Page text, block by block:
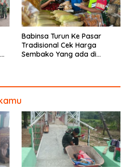
Babinsa Turun Ke Pasar
Tradisional Cek Harga
Sembako Yang ada di